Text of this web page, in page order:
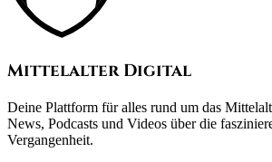
Mittelalter Digital
Deine Plattform für alles rund um das
News, Podcasts und Videos über die
Vergangenheit.